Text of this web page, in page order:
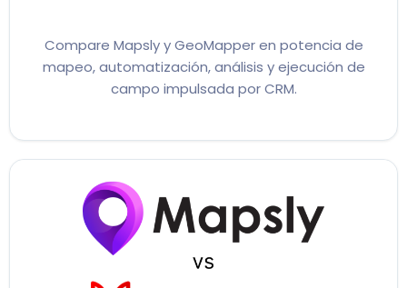
Compare Mapsly y GeoMapper en potencia de
mapeo, automatización, análisis y ejecución de
campo impulsada por CRM.